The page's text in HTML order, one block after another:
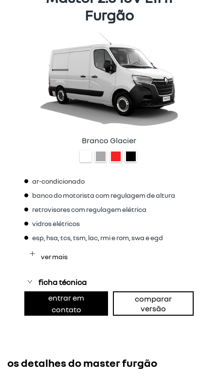
Furgão
Branco Glacier
ar-condicionado
banco do motorista com regulagem de altura
retrovisores com regulagem elétrica
vidros elétricos
esp, hsa, tcs, tsm, lac, rmi e rom, swa e egd
ver mais
ficha técnica
entrar em
contato
comparar
versão
os detalhes do master furgão